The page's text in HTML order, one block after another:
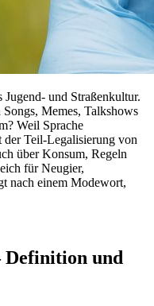
und Straßenkultur.
Memes, Talkshows
Weil Sprache
der Teil-Legalisierung von
über Konsum, Regeln
für Neugier,
nach einem Modewort,
Definition und